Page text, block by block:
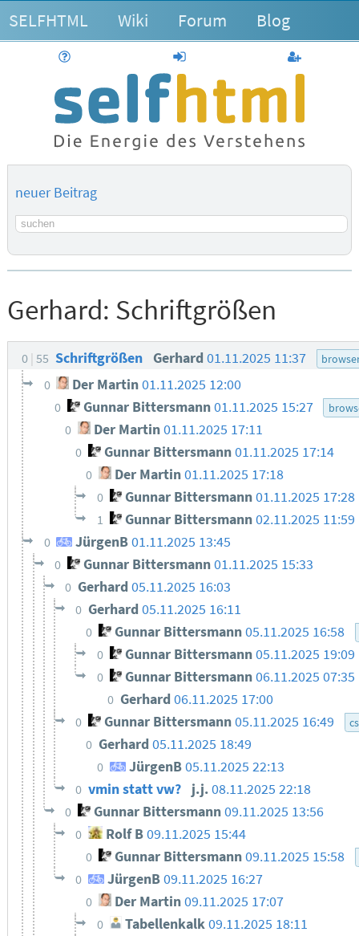
SELFHTML Wiki Forum Blog
anmelden
neuer Beitrag
Suchbegriff
Gerhard: Schriftgrößen
0 55 Schriftgrößen Gerhard 01.11.2025 11:37
0 Der Martin01.11.2025 12:00
0 Gunnar Bittersmann 01.11.2025 15:27
0 Der Martin01.11.2025 17:11
0 Gunnar Bittersmann01.11.2025 17:14
0 Der Martin01.11.2025 17:18
0 Gunnar Bittersmann01.11.2025 17:28
1 Gunnar Bittersmann02.11.2025 11:59
0 JürgenB 01.11.2025 13:45
0 Gunnar Bittersmann 01.11.2025 15:33
0 Gerhard 05.11.2025 16:03
0 Gerhard05.11.2025 16:11
0 Gunnar Bittersmann05.11.2025 16:58
0 Gunnar Bittersmann05.11.2025 19:09
0 Gunnar Bittersmann06.11.2025 07:35
0 Gerhard 06.11.2025 17:00
0 Gunnar Bittersmann05.11.2025 16:49
0 Gerhard05.11.2025 18:49
0 JürgenB 05.11.2025 22:13
0 vmin statt vw? j.j.08.11.2025 22:18
0 Gunnar Bittersmann09.11.2025 13:56
0 Rolf B09.11.2025 15:44
0 Gunnar Bittersmann09.11.2025 15:58
0 JürgenB09.11.2025 16:27
0 Der Martin09.11.2025 17:07
0 Tabellenkalk09.11.2025 18:11